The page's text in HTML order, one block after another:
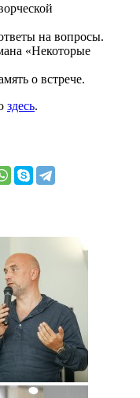
на вопросы.
«Некоторые
о встрече.
здесь.